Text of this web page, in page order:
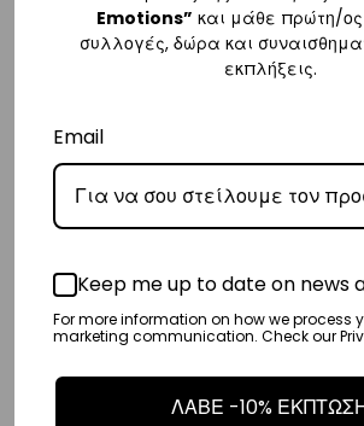
– Οι χρόνοι παράδοσης κυμαίνονται συνήθως
Διεθνή
– Τα έξοδα αποστολής για όλο τον υπόλοιπο
– Η συνεργαζόμενη εταιρεία ταχυμεταφορών,
– Οι χρόνοι παράδοσης κυμαίνονται συνήθως
ημέρες.
Επιστροφές
Επιστροφές είναι δεκτές εντός 14 ημερών από
Emotions” και μάθε πρώτη/
συλλογές, δώρα και
εκπλήξεις.
Email
Keep me up to date on news
For more information on how we process
marketing communication. Check our
ΛΑΒΕ -10%